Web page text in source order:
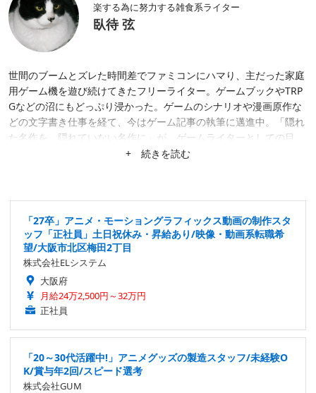
楽する為に努力する雑食系ライター
臥待 弦
世間のブームとズレた時間差でファミコンにハマり、主だった家庭
用ゲーム機を遊び続けてきたフリーライター。ゲームブックやTRP
Gなどの沼にもどっぷり浸かった。ゲームのシナリオや漫画原作な
どの文字書き仕事を経て、今はゲーム記事の執筆に邁進中。「隠れ
た名作を、隠れていない名作に」が、ゲームライターとしての目
標。隙あらば、あまり知られていない作品にスポットを当てたが
+ 続きを読む
「27卒」アニメ・モーショングラフィックス動画の制作スタ
ッフ「正社員」土日祝休み・昇給あり/映像・動画系転職希
望/大阪市北区梅田2丁目
株式会社ELシステム
大阪府
月給24万2,500円～32万円
正社員
「20～30代活躍中!」アニメグッズの製造スタッフ/未経験O
K/賞与年2回/スピード選考
株式会社GUM